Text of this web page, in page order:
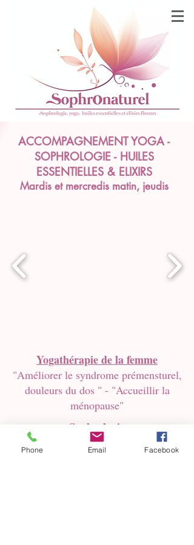
ACCOMPAGNEMENT YOGA -
SOPHROLOGIE - HUILES
ESSENTIELLES & ELIXIRS
Mardis et mercredis matin, jeudis
Yogathérapie de la femme
"Améliorer le syndrome prémensturel,
douleurs du dos " - "Accueillir la
ménopause"
Sophrologie
"Se détendre "
Phone Email Facebook